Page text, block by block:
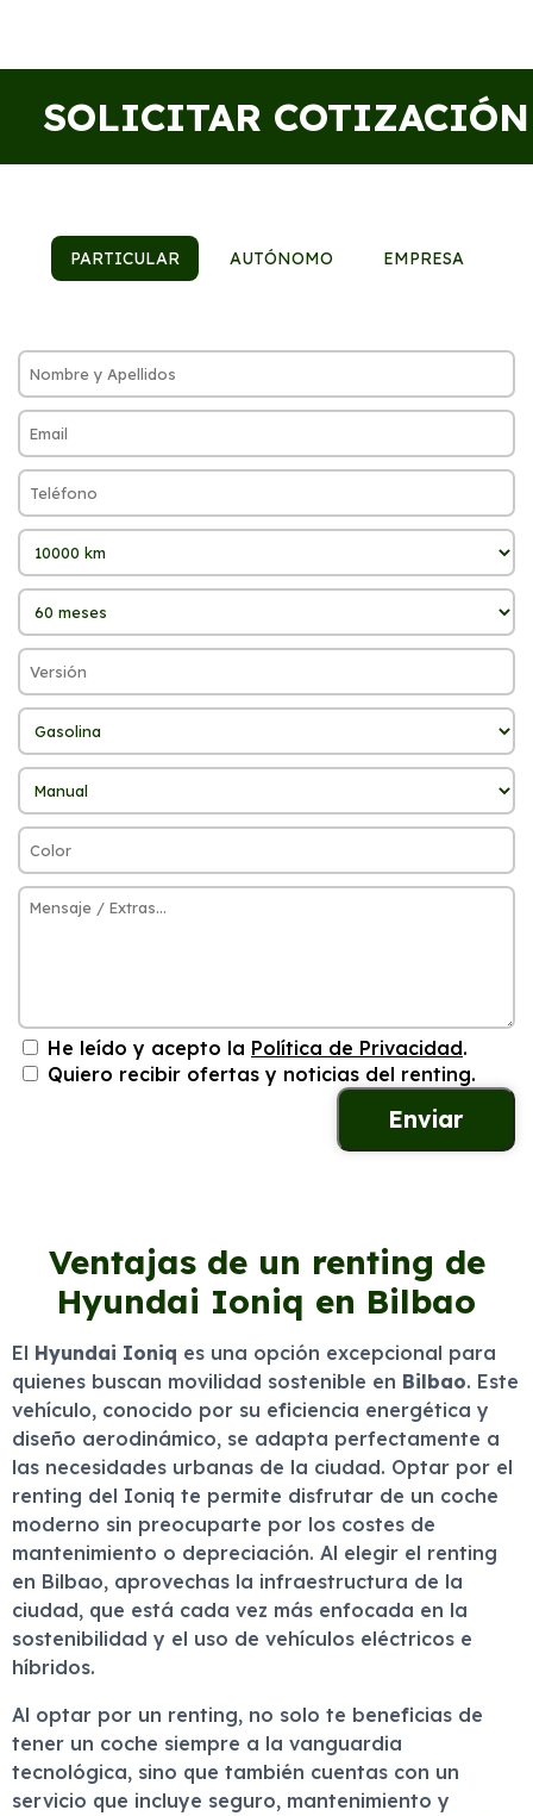
SOLICITAR COTIZACIÓN
PARTICULAR AUTÓNOMO EMPRESA
He leído y acepto la Política de Privacidad.
Quiero recibir ofertas y noticias del renting.
Ventajas de un renting de
Hyundai Ioniq en Bilbao
El Hyundai Ioniq es una opción excepcional para
quienes buscan movilidad sostenible en Bilbao. Este
vehículo, conocido por su eficiencia energética y
diseño aerodinámico, se adapta perfectamente a
las necesidades urbanas de la ciudad. Optar por el
renting del Ioniq te permite disfrutar de un coche
moderno sin preocuparte por los costes de
mantenimiento o depreciación. Al elegir el renting
en Bilbao, aprovechas la infraestructura de la
ciudad, que está cada vez más enfocada en la
sostenibilidad y el uso de vehículos eléctricos e
híbridos.
Al optar por un renting, no solo te beneficias de
tener un coche siempre a la vanguardia
tecnológica, sino que también cuentas con un
servicio que incluye seguro, mantenimiento y